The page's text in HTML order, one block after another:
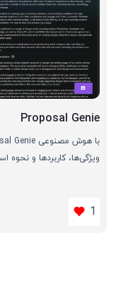
Proposal Genie
ویژگی‌ها، کاربردها و نحوه
1